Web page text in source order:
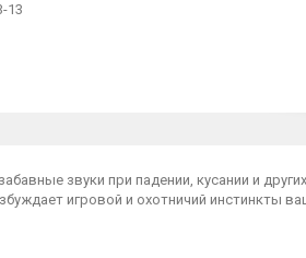
13
звуки при падении, кусании и
игровой и охотничий инстинкты